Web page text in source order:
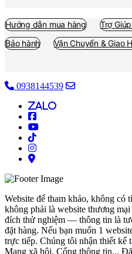
Hướng dẫn mua hàng Trợ
Bảo hành
Vận Chuyển & Giao
0938144539
alo
Website để tham khảo, không có
không phải là website thương
đích thử nghiệm — thông tin là
đặt hàng. Nếu bạn muốn 1
trực tiếp. Chúng tôi nhận thiết kế
Mạng xã hội, Cổng thông tin...